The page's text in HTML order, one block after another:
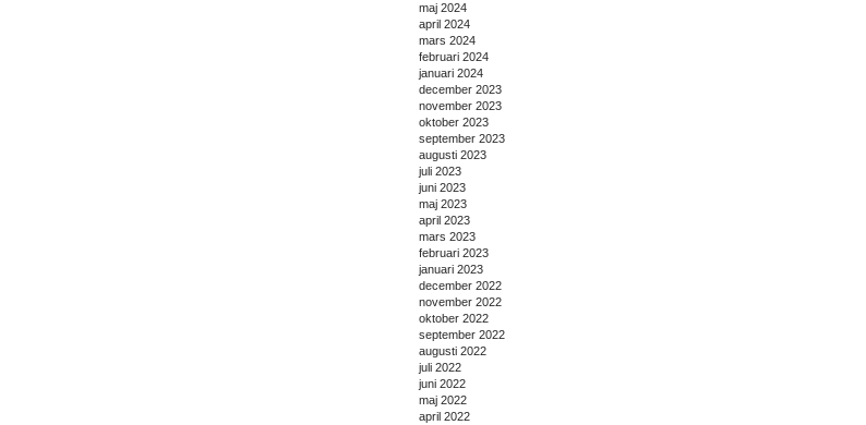
maj 2024
april 2024
mars 2024
februari 2024
januari 2024
december 2023
november 2023
oktober 2023
september 2023
augusti 2023
juli 2023
juni 2023
maj 2023
april 2023
mars 2023
februari 2023
januari 2023
december 2022
november 2022
oktober 2022
september 2022
augusti 2022
juli 2022
juni 2022
maj 2022
april 2022